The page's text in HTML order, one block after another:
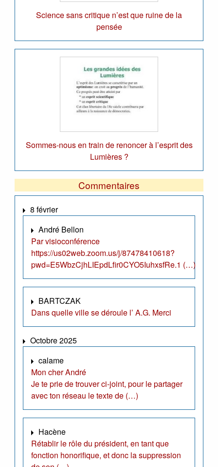
Science sans critique n’est que ruine de la
pensée
Sommes-nous en train de renoncer à l’esprit des
Lumières ?
Commentaires
8 février
André Bellon
Par visioconférence
https://us02web.zoom.us/j/87478410618?
pwd=E5WbzCjhLIEpdLfir0CYO5IuhxsfRe.1 (…)
BARTCZAK
Dans quelle ville se déroule l’ A.G. Merci
Octobre 2025
calame
Mon cher André
Je te prie de trouver ci-joint, pour le partager
avec ton réseau le texte de (…)
Hacène
Rétablir le rôle du président, en tant que
fonction honorifique, et donc la suppression